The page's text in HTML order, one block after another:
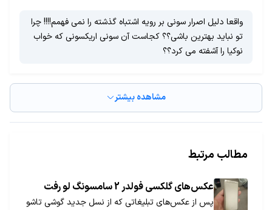
واقعا دلیل اصرار سونی بر رویه اشتباه گذشته را نمی فهمم!!!! چرا
تو نباید بهترین باشی؟؟ کجاست آن سونی اریکسونی که خواب
نوکیا را آشفته می کرد؟؟
مشاهده بیشتر
مطالب مرتبط
عکس‌های گلکسی فولدر 2 سامسونگ لو رفت
پس از عکس‌های تبلیغاتی که از نسل جدید گوشی تاشو